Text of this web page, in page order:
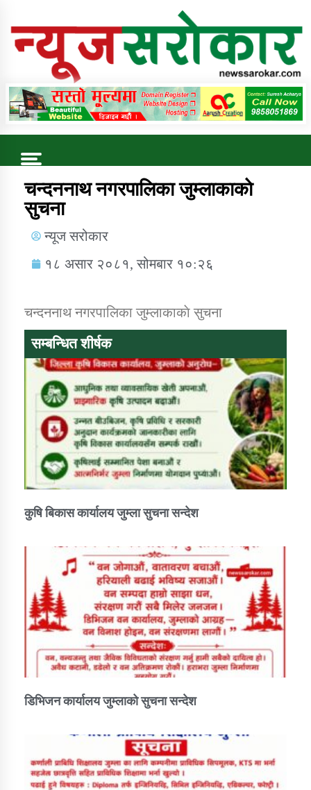
Online News Portal
Trending Now
कुषि बिकास कार्यालय जुम्ला सुचना सन्देश
कर्णाली प्रविधि शिक्षालय जुम्लाको सुचना
कार्यक्रम कार्यान्वयन एकाई जुम्लाको सुचना
चन्दननाथ नगरपालिका जुम्लाकाकाे
सुचना
न्यूज सरोकार
१८ असार २०८१, सोमबार १०:२६
चन्दननाथ नगरपालिका जुम्लाकाकाे सुचना
सम्बन्धित शीर्षक
कुषि बिकास कार्यालय जुम्ला सुचना सन्देश
डिभिजन कार्यालय जुम्लाको सुचना सन्देश